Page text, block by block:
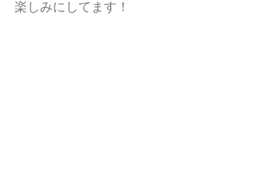
楽しみにしてます！